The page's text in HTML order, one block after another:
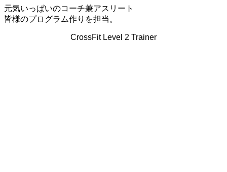
元気いっぱいのコーチ兼アスリート
皆様のプログラム作りを担当。
CrossFit Level 2 Trainer